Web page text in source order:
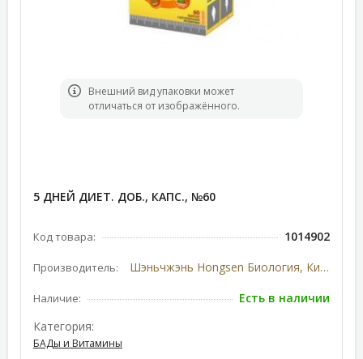
Bнешний вид упаковки может
отличаться от изображённого.
5 ДНЕЙ ДИЕТ. ДОБ., КАПС., №60
Код товара: 1014902
Производитель: Шэньчжэнь Hongsen Биология, Китай
Наличие:
Есть в наличии
Категория:
БАДы и Витамины